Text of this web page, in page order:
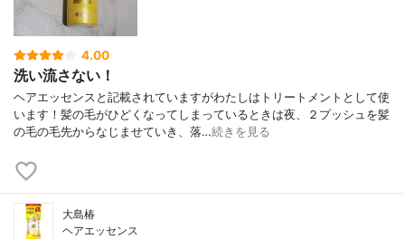
4.00
洗い流さない！
ヘアエッセンスと記載されていますがわたしはトリートメントとして使
います！髪の毛がひどくなってしまっているときは夜、２プッシュを髪
の毛の毛先からなじませていき、落…続きを見る
大島椿
ヘアエッセンス